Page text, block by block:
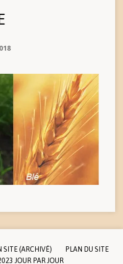
SITE (ARCHIVÉ)
PLAN DU SITE
JOUR PAR JOUR